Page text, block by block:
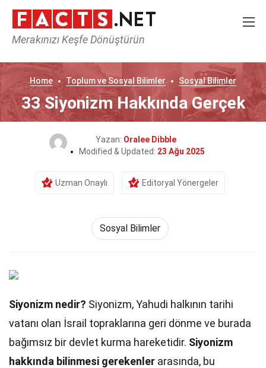
Merakınızı Keşfe Dönüştürün
Home Toplum ve Sosyal Bilimler Sosyal Bilimler
33 Siyonizm Hakkında Gerçek
Yazan: Oralee Dibble
Modified & Updated: 23 Ağu 2025
Uzman Onaylı Editoryal Yönergeler
Sosyal Bilimler
Siyonizm nedir? Siyonizm, Yahudi halkının tarihi
vatanı olan İsrail topraklarına geri dönme ve burada
bağımsız bir devlet kurma hareketidir. Siyonizm
hakkında bilinmesi gerekenler arasında, bu